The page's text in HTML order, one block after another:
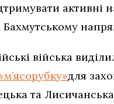
активні
Бахмутському
війська
для
та